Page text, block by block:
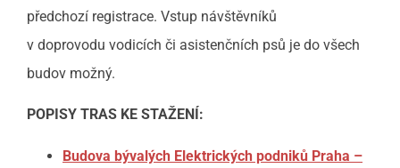
předchozí registrace. Vstup návštěvníků
v doprovodu vodicích či asistenčních psů je do všech
budov možný.
POPISY TRAS KE STAŽENÍ:
Budova bývalých Elektrických podniků Praha –